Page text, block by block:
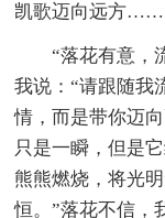
凯歌迈向远方……
“落花有意，
我说：“请跟随
情，而是带你迈
只是一瞬，但是
熊熊燃烧，将光
恒。”落花不信